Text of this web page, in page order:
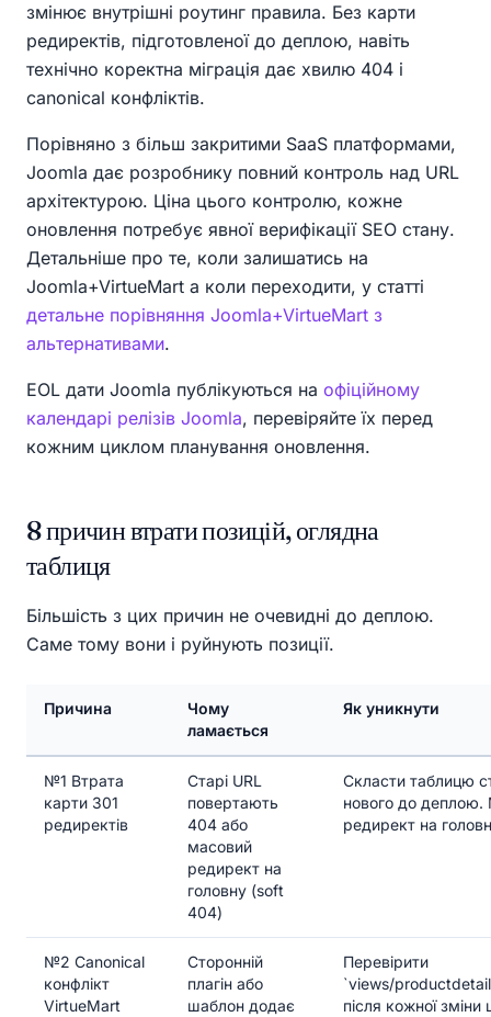
змінює внутрішні роутинг правила. Без карти
редиректів, підготовленої до деплою, навіть
технічно коректна міграція дає хвилю 404 і
canonical конфліктів.
Порівняно з більш закритими SaaS платформами,
Joomla дає розробнику повний контроль над URL
архітектурою. Ціна цього контролю, кожне
оновлення потребує явної верифікації SEO стану.
Детальніше про те, коли залишатись на
Joomla+VirtueMart а коли переходити, у статті
детальне порівняння Joomla+VirtueMart з
альтернативами.
EOL дати Joomla публікуються на офіційному
календарі релізів Joomla, перевіряйте їх перед
кожним циклом планування оновлення.
8 причин втрати позицій, оглядна
таблиця
Більшість з цих причин не очевидні до деплою.
Саме тому вони і руйнують позиції.
Причина
Чому
ламається
Як уникнути
№1 Втрата
карти 301
редиректів
Старі URL
повертають
404 або
масовий
редирект на
головну (soft
404)
Скласти таблицю
нового до деплою.
редирект на
№2 Canonical
конфлікт
VirtueMart
Сторонній
плагін або
шаблон додає
Перевірити
`views/
після кожної